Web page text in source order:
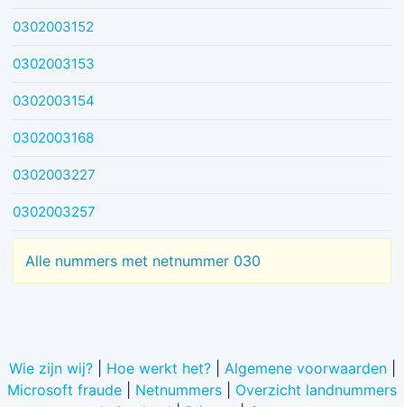
0302003152
0302003153
0302003154
0302003168
0302003227
0302003257
Alle nummers met netnummer 030
Wie zijn wij?| Hoe werkt het?| Algemene voorwaarden|
Microsoft fraude
Netnummers
Overzicht landnummers